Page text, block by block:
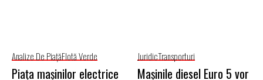
Analize De PiațăFlotă Verde
Piața mașinilor electrice
JuridicTransporturi
Mașinile diesel Euro 5 vor